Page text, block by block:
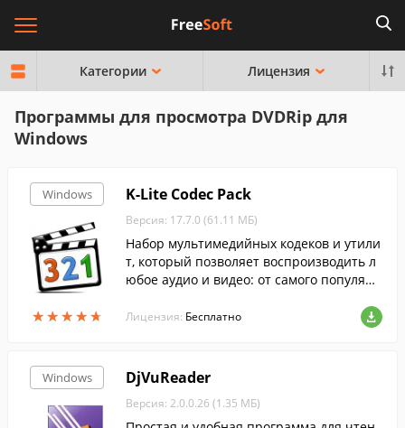
Категории Лицензия
Программы для просмотра DVDRip для
Windows
Windows
★★★★★
★★★★★
K-Lite Codec Pack
Версия: 17.7.0 (61.11 МБ)
Набор мультимедийных кодеков и утили
т, который позволяет воспроизводить л
юбое аудио и видео: от самого популярн
Лицензия: Бесплатно
Windows DjVuReader
Версия: 2.0.0.26 (1.35 МБ)